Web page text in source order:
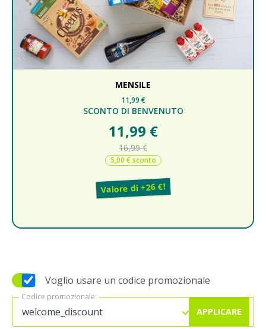
MENSILE
11,99 €
SCONTO DI BENVENUTO
11,99 €
16,99 €
5,00 € sconto
Valore di +26 €!
Voglio usare un codice promozionale
APPLICARE
Codice promozionale:
Codice promozionale: